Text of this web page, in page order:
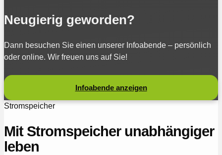
Neugierig geworden?
Dann besuchen Sie einen unserer Infoabende – persönlich
oder online. Wir freuen uns auf Sie!
Infoabende anzeigen
Stromspeicher
Mit Stromspeicher unabhängiger
leben